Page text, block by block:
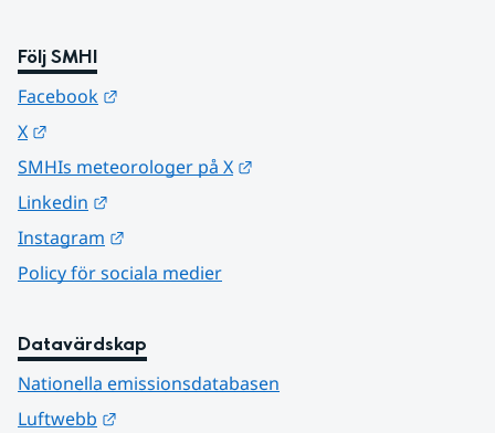
Följ SMHI
Facebook
X
SMHIs meteorologer på X
Linkedin
Instagram
Policy för sociala medier
Datavärdskap
Nationella emissionsdatabasen
Luftwebb